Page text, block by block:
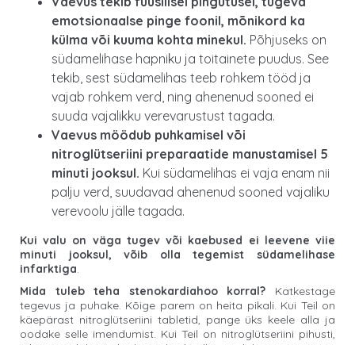
emotsionaalse pinge foonil, mõnikord ka
külma või kuuma kohta minekul. Põhjuseks on
südamelihase hapniku ja toitainete puudus. See
tekib, sest südamelihas teeb rohkem tööd ja
vajab rohkem verd, ning ahenenud sooned ei
suuda vajalikku verevarustust tagada.
Vaevus möödub puhkamisel või
nitroglütseriini preparaatide manustamisel 5
minuti jooksul. Kui südamelihas ei vaja enam nii
palju verd, suudavad ahenenud sooned vajaliku
verevoolu jälle tagada.
Kui valu on väga tugev või kaebused ei leevene viie
minuti jooksul, võib olla tegemist südamelihase
infarktiga.
Mida tuleb teha stenokardiahoo korral? Katkestage
tegevus ja puhake. Kõige parem on heita pikali. Kui Teil on
käepärast nitroglütseriini tabletid, pange üks keele alla ja
oodake selle imendumist. Kui Teil on nitroglütseriini pihusti,